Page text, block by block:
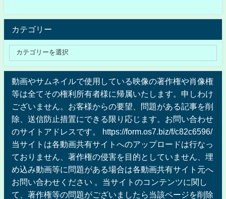
カテゴリー
動画やサムネイルで使用している映像の著作権や肖像権
等は全てその権利所有者様に帰属いたします。申しわけ
ございません。お客様からの要望、問題がある記事を削
除、送信防止措置にできる限り応じます。お問い合わせ
のサイトアドレスです。 https://form.os7.biz/f/c82c6596/
当サイトは各動画共有サイトへのアップロードは行なっ
ておりません、著作権の侵害を目的としていません、埋
め込み動画等に問題がある場合は各動画共有サイト元へ
お問い合わせください 。当サイトのコンテンツに関し
て、著作権等の問題がございましたら当該ページを削除